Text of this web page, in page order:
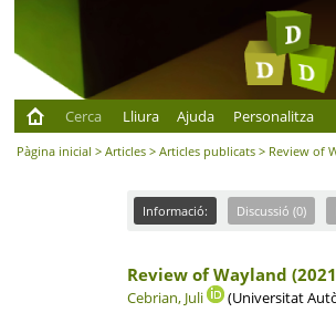
Cerca
Lliura Ajuda Personalitza
Pàgina inicial >Articles >Articles publicats > Review of
Informació: Discussió (0)
Review of Wayland
Cebrian, Juli
(Universitat